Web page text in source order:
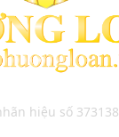
hiệu số 373138